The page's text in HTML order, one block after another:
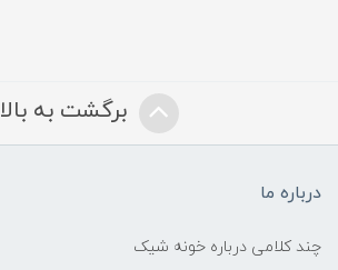
برگشت به بالا
درباره ما
چند کلامی درباره خونه شیک